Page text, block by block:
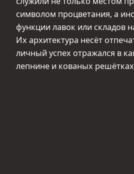
символом процветания, а
функции лавок или складов
Их архитектура несёт
личный успех отражался в
лепнине и кованых